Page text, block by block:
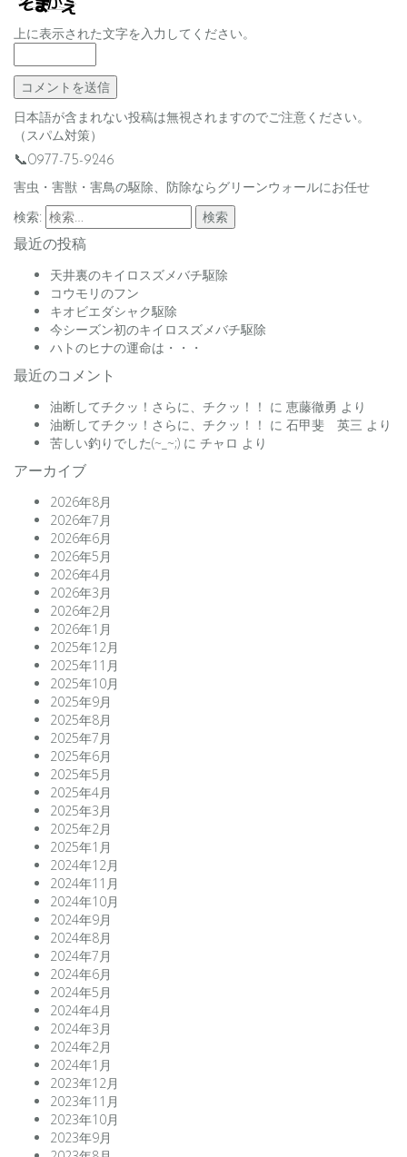
上に表示された文字を入力してください。
日本語が含まれない投稿は無視されますのでご注意ください。
（スパム対策）
📞0977-75-9246
害虫・害獣・害鳥の駆除、防除ならグリーンウォールにお任せ
検索:
最近の投稿
天井裏のキイロスズメバチ駆除
コウモリのフン
キオビエダシャク駆除
今シーズン初のキイロスズメバチ駆除
ハトのヒナの運命は・・・
最近のコメント
油断してチクッ！さらに、チクッ！！ に 恵藤徹勇 より
油断してチクッ！さらに、チクッ！！ に 石甲斐 英三 より
苦しい釣りでした(~_~;) に チャロ より
アーカイブ
2026年8月
2026年7月
2026年6月
2026年5月
2026年4月
2026年3月
2026年2月
2026年1月
2025年12月
2025年11月
2025年10月
2025年9月
2025年8月
2025年7月
2025年6月
2025年5月
2025年4月
2025年3月
2025年2月
2025年1月
2024年12月
2024年11月
2024年10月
2024年9月
2024年8月
2024年7月
2024年6月
2024年5月
2024年4月
2024年3月
2024年2月
2024年1月
2023年12月
2023年11月
2023年10月
2023年9月